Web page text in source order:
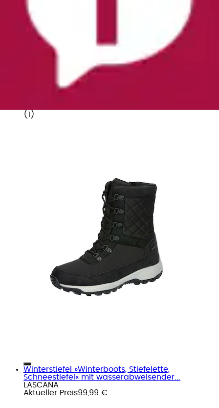
Winterstiefel »Winterboot Glace«
( 1 )
Winterstiefel »Winterboots, Stiefelette,
Schneestiefel« mit wasserabweisender...
LASCANA
Aktueller Preis99,99 €